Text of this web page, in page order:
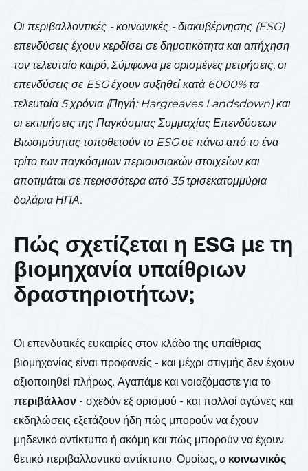
Οι περιβαλλοντικές - κοινωνικές - διακυβέρνησης (ESG)
επενδύσεις έχουν κερδίσει σε δημοτικότητα και απήχηση
τον τελευταίο καιρό. Σύμφωνα με ορισμένες μετρήσεις, οι
επενδύσεις σε ESG έχουν αυξηθεί κατά 6000% τα
τελευταία 5 χρόνια (Πηγή: Hargreaves Landsdown) και
οι εκτιμήσεις της Παγκόσμιας Συμμαχίας Επενδύσεων
Βιωσιμότητας τοποθετούν το ESG σε πάνω από το ένα
τρίτο των παγκόσμιων περιουσιακών στοιχείων και
αποτιμάται σε περισσότερα από 35 τρισεκατομμύρια
δολάρια ΗΠΑ.
Πώς σχετίζεται η ESG με τη
βιομηχανία υπαίθριων
δραστηριοτήτων;
Οι επενδυτικές ευκαιρίες στον κλάδο της υπαίθριας
βιομηχανίας είναι προφανείς - και μέχρι στιγμής δεν έχουν
αξιοποιηθεί πλήρως. Αγαπάμε και νοιαζόμαστε για το
περιβάλλον - σχεδόν εξ ορισμού - και πολλοί αγώνες και
εκδηλώσεις εξετάζουν ήδη πώς μπορούν να έχουν
μηδενικό αντίκτυπο ή ακόμη και πώς μπορούν να έχουν
θετικό περιβαλλοντικό αντίκτυπο. Ομοίως, ο κοινωνικός